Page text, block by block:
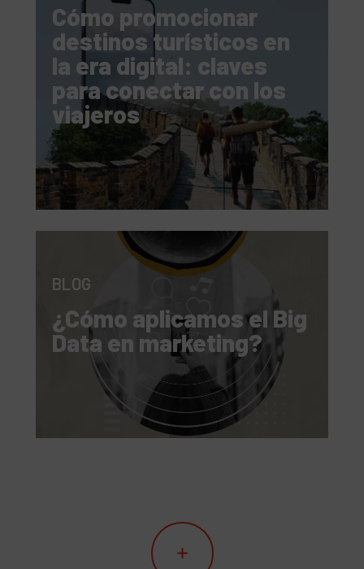
Cómo promocionar
destinos turísticos en
la era digital: claves
para conectar con los
viajeros
BLOG
¿Cómo aplicamos el Big
Data en marketing?